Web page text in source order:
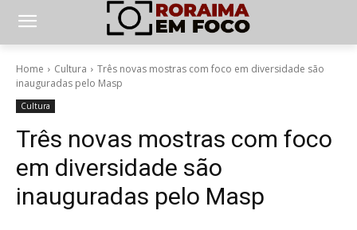
Home Cultura
Três novas mostras com foco em diversidade são
inauguradas pelo Masp
Cultura
Três novas mostras com foco
em diversidade são
inauguradas pelo Masp